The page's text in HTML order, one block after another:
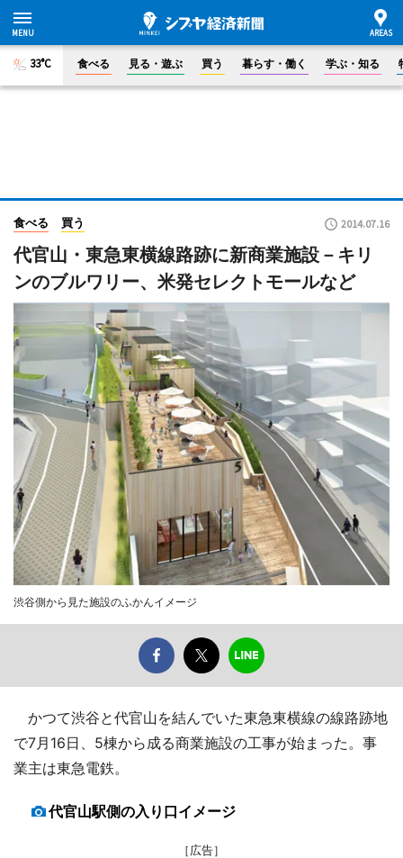
33°C 食べる 見る・遊ぶ 買う 暮らす・働く 学ぶ・知る
食べる 買う 2014.07.16
代官山・東急東横線路跡に新商業施設－キリ
ンのブルワリー、米発セレクトモールなど
渋谷側から見た施設のふかんイメージ
かつて渋谷と代官山を結んでいた東急東横線の線路跡地
で7月16日、5棟から成る商業施設の工事が始まった。事
業主は東急電鉄。
代官山駅側の入り口イメージ
［広告］